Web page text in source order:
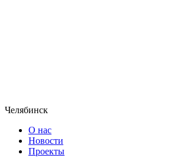
Челябинск
О нас
Новости
Проекты